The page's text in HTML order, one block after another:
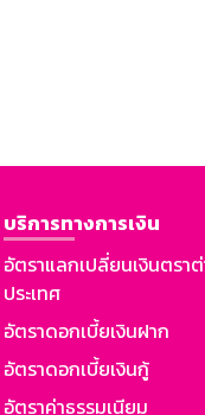
บริการทางการเงิน
อัตราแลกเปลี่ยนเงินตรา
ประเทศ
อัตราดอกเบี้ยเงินฝาก
อัตราดอกเบี้ยเงินกู้
อัตราค่าธรรมเนียม